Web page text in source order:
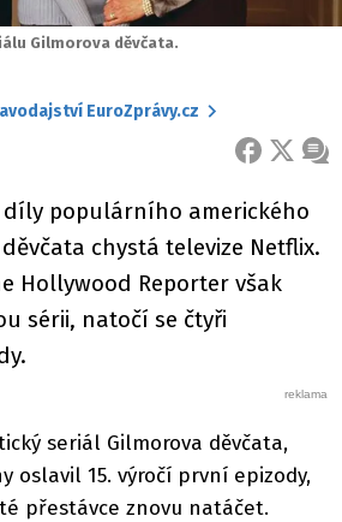
Gilmorova děvčata.
EuroZprávy.cz
FACEBOOK
X
díly populárního amerického
chystá televize Netflix.
Hollywood Reporter však
sérii, natočí se čtyři
seriál Gilmorova děvčata,
oslavil 15. výročí první epizody,
přestávce znovu natáčet.